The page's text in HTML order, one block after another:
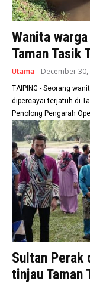
Wanita
Taman Tasik
Utama December 30,
TAIPING - Seorang
dipercayai terjatuh di
Penolong Pengarah
Sultan Perak
tinjau Taman